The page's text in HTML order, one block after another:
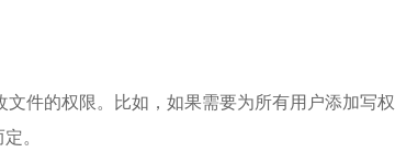
件的权限。比如，如果需要为所有用户添加写权
。